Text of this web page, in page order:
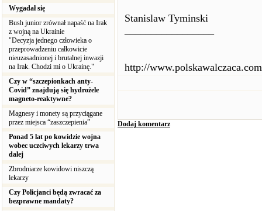
Wygadał się
Bush junior zrównał napaść na Irak
z wojną na Ukrainie
"Decyzja jednego człowieka o
przeprowadzeniu całkowicie
nieuzasadnionej i brutalnej inwazji
na Irak. Chodzi mi o Ukrainę."
Czy w “szczepionkach anty-
Covid” znajdują się hydrożele
magneto-reaktywne?
Magnesy i monety są przyciągane
przez miejsca “zaszczepienia”
Ponad 5 lat po kowidzie wojna
wobec uczciwych lekarzy trwa
dalej
Zbrodniarze kowidowi niszczą
lekarzy
Czy Policjanci będą zwracać za
bezprawne mandaty?
Stanislaw Tyminski
http://
Dodaj komentarz